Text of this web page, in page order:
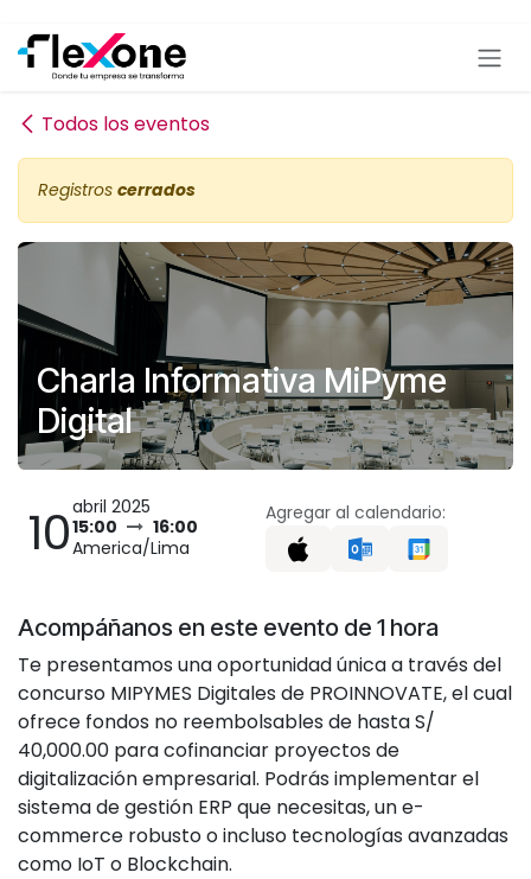
Todos los eventos
Registros cerrados
Charla Informativa MiPyme
Digital
10abril 2025
15:00
16:00
America/Lima
Agregar al calendario:
Acompáñanos en este evento de 1 hora
Te presentamos una oportunidad única a través del
concurso MIPYMES Digitales de PROINNOVATE, el cual
ofrece fondos no reembolsables de hasta S/
40,000.00 para cofinanciar proyectos de
digitalización empresarial. Podrás implementar el
sistema de gestión ERP que necesitas, un e-
commerce robusto o incluso tecnologías avanzadas
como IoT o Blockchain.